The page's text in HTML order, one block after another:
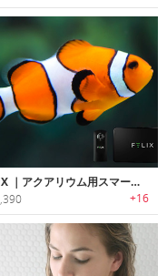
FELIX ｜アクアリウム用スマートコンピューター「フェリックス」
+16